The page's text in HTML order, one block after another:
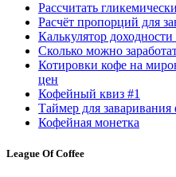
Рассчитать
Расчёт пропорций для
Калькулятор
Сколько можно
Котировки кофе на
цен
Кофейный квиз #1
Таймер для заваривания
Кофейная монетка
League Of Coffee